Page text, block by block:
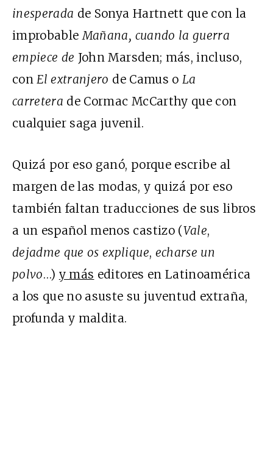
inesperada de Sonya Hartnett que con la
improbableMañana, cuando la guerra
empiece de John Marsden; más, incluso,
conEl extranjero de Camus o La
carretera de Cormac McCarthy que con
cualquier saga juvenil.
Quizá por eso ganó, porque escribe al
margen de las modas, y quizá por eso
también faltan traducciones de sus libros
a un español menos castizo (Vale,
dejadme que os explique, echarse un
polvo…) y más editores en Latinoamérica
a los que no asuste su juventud extraña,
profunda y maldita.